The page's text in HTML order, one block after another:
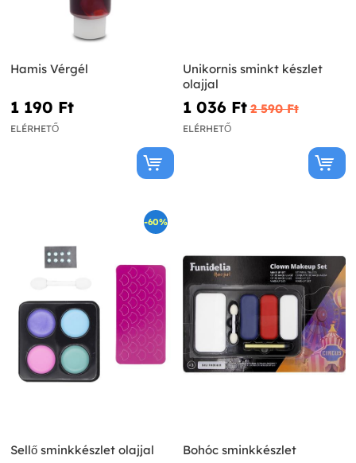
Hamis Vérgél
1 190 Ft‎
ELÉRHETŐ
Unikornis sminkt készlet
olajjal
1 036 Ft‎ 2 590 Ft‎
ELÉRHETŐ
-60%
Sellő sminkkészlet olajjal Bohóc sminkkészlet